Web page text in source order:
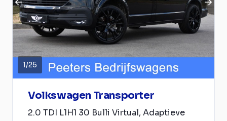
1/25
Volkswagen Transporter
2.0 TDI L1H1 30 Bulli Virtual, Adaptieve